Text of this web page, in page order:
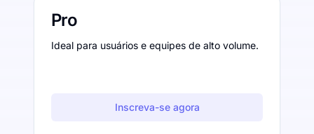
Pro
Ideal para usuários e equipes de alto volume.
Inscreva-se agora